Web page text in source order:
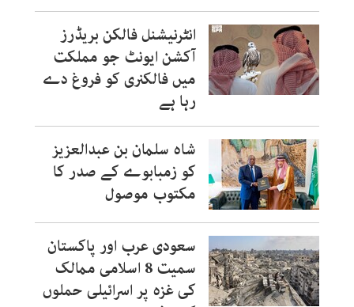
انٹرنیشنل فالکن بریڈرز
آکشن ایونٹ جو مملکت
میں فالکنری کو فروغ دے
رہا ہے
شاہ سلمان بن عبدالعزیز
کو زمبابوے کے صدر کا
مکتوب موصول
سعودی عرب اور پاکستان
سمیت 8 اسلامی ممالک
کی غزہ پر اسرائیلی حملوں